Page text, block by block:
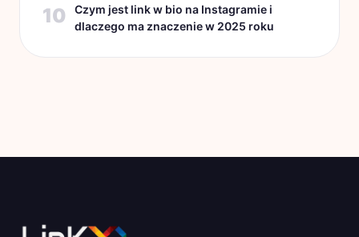
10
Czym jest link w bio na Instagramie i
dlaczego ma znaczenie w 2025 roku